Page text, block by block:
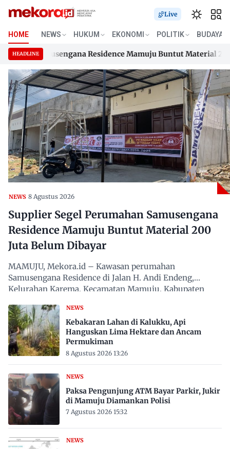
Skip
content
Live
HOME NEWS HUKUM EKONOMI POLITIK BUDAYA
HEADLINE
Samusengana Residence Mamuju Buntut Material 200
Samusengana Residence Mamuju Buntut Material 200
NEWS 8 Agustus 2026
Supplier Segel Perumahan Samusengana
Residence Mamuju Buntut Material 200
Juta Belum Dibayar
MAMUJU, Mekora.id – Kawasan perumahan
Samusengana Residence di Jalan H. Andi Endeng,
Kelurahan Karema, Kecamatan Mamuju, Kabupaten
NEWS
Kebakaran Lahan di Kalukku, Api
Hanguskan Lima Hektare dan Ancam
Permukiman
8 Agustus 2026 13:26
NEWS
Paksa Pengunjung ATM Bayar Parkir, Jukir
di Mamuju Diamankan Polisi
7 Agustus 2026 15:32
NEWS